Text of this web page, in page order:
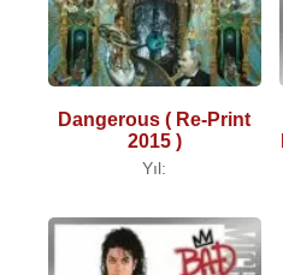
Dangerous ( Re-Print
2015 )
Yıl: